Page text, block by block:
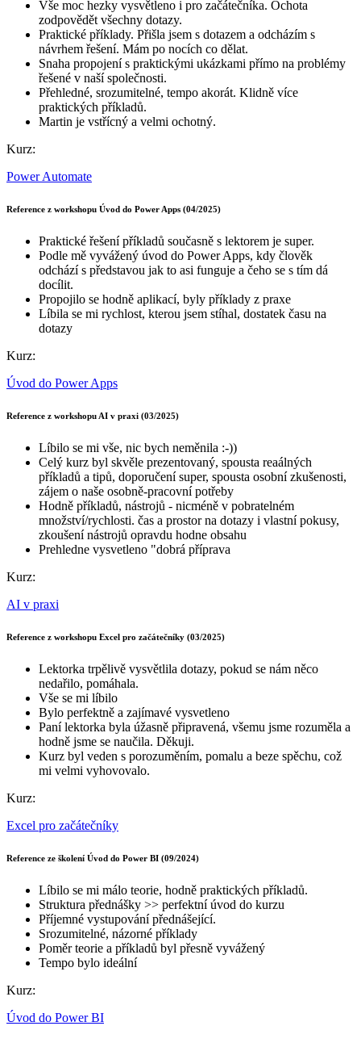
Vše moc hezky vysvětleno i pro začátečníka. Ochota
zodpovědět všechny dotazy.
Praktické příklady. Přišla jsem s dotazem a odcházím s
návrhem řešení. Mám po nocích co dělat.
Snaha propojení s praktickými ukázkami přímo na problémy
řešené v naší společnosti.
Přehledné, srozumitelné, tempo akorát. Klidně více
praktických příkladů.
Martin je vstřícný a velmi ochotný.
Kurz:
Power Automate
Reference z workshopu Úvod do Power Apps (04/2025)
Praktické řešení příkladů současně s lektorem je super.
Podle mě vyvážený úvod do Power Apps, kdy člověk
odchází s představou jak to asi funguje a čeho se s tím dá
docílit.
Propojilo se hodně aplikací, byly příklady z praxe
Líbila se mi rychlost, kterou jsem stíhal, dostatek času na
dotazy
Kurz:
Úvod do Power Apps
Reference z workshopu AI v praxi (03/2025)
Líbilo se mi vše, nic bych neměnila :-))
Celý kurz byl skvěle prezentovaný, spousta reaálných
příkladů a tipů, doporučení super, spousta osobní zkušenosti,
zájem o naše osobně-pracovní potřeby
Hodně příkladů, nástrojů - nicméně v pobratelném
množství/rychlosti. čas a prostor na dotazy i vlastní pokusy,
zkoušení nástrojů opravdu hodne obsahu
Prehledne vysvetleno "dobrá příprava
Kurz:
AI v praxi
Reference z workshopu Excel pro začátečníky (03/2025)
Lektorka trpělivě vysvětlila dotazy, pokud se nám něco
nedařilo, pomáhala.
Vše se mi líbilo
Bylo perfektně a zajímavé vysvetleno
Paní lektorka byla úžasně připravená, všemu jsme rozuměla a
hodně jsme se naučila. Děkuji.
Kurz byl veden s porozuměním, pomalu a beze spěchu, což
mi velmi vyhovovalo.
Kurz:
Excel pro začátečníky
Reference ze školení Úvod do Power BI (09/2024)
Líbilo se mi málo teorie, hodně praktických příkladů.
Struktura přednášky >> perfektní úvod do kurzu
Příjemné vystupování přednášející.
Srozumitelné, názorné příklady
Poměr teorie a příkladů byl přesně vyvážený
Tempo bylo ideální
Kurz:
Úvod do Power BI